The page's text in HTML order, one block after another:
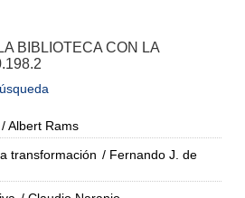
BIBLIOTECA CON LA
/ Albert Rams
transformación / Fernando J. de